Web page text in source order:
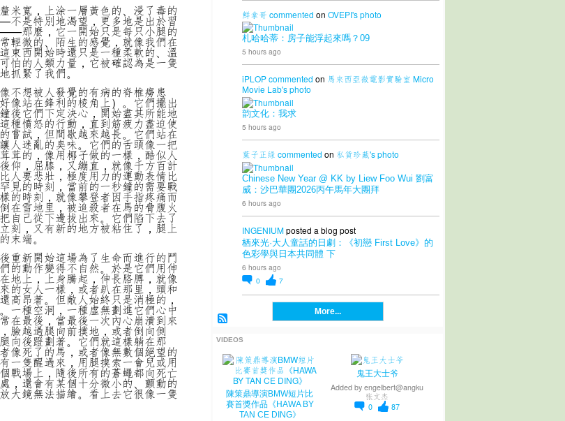
米寬，上涂一層黃色的、浸了毒的
是特別地渴望，更多地是出於習
那麼，它一開始只是每只小腿的
微的、陌生的感覺，就像我們在
東西開始時還只是一種柔軟的、溫
怕的人類力量，它被確認為是一隻
抓緊了我們。
不想被人發覺的有病的脊椎癆患
像站在鋒利的棱角上）。它們擺出
後它們下定決心，開始盡其所能地
種憤怒的行動，直到筋疲力盡迫使
嘗試，但間歇越來越長。它們站在
人迷亂的臭味。它們的舌頭像一把
茸的，像用椰子做的一樣，酷似人
仰，屈膝，又繃直，就像千方百計
人要悲壯，極度用力的運動表情比
見的時刻，當前的一秒鐘的需要戰
的時刻，就像攀登者因手指疼痛而
在雪地里，被追殺者在馬的脅腹火
自己從下邊拔出來。它們陷下去了
刻，又有新的地方被粘住了，腿上
末端。
重新開始這場為了生命而進行的鬥
的動作變得不自然。於是它們用伸
地上，上身騰起，伸長胳膊，就像
的女人一樣，或者趴在那里，頭和
高昂著。但敵人始終只是消極的，
一種空洞，一種虛無劃進它們心中
最後，當最後一次內心崩潰到來
臉越過腿向前撲地，或者倒向側
向後蹬劃著。它們就這樣躺在那
像死了的馬，或者像無數個絕望的
一隻醒過來，用腿摸索一會兒或用
戰場上，隨後所有的蒼蠅都向死亡
，還會有某個十分微小的、顫動的
大鏡無法描繪。看上去它很像一隻
鮮拿哥 commented on OVEPI'sphoto
札哈哈蒂：房子能浮起來嗎？09
5 hours ago
iPLOPcommented on 馬來西亞微電影實驗室 Micro
Movie Lab'sphoto
韵文化：我求
5 hours ago
葉子正绿 commented on 私貨珍藏'sphoto
Chinese New Year @ KK by Liew Foo Wui 劉富
威：沙巴華團2026丙午馬年大團拜
6 hours ago
INGENIUMposted a blog post
栖來光·大人童話的日劇：《初戀 First Love》的
色彩學與日本共同體 下
6 hours ago
0
7
More...
VIDEOS
陳策鼎導演BMW短片比
賽首獎作品《HAWA BY
TAN CE DING》
鬼王大士爷
Added byengelbert@angku
张文杰
0
87